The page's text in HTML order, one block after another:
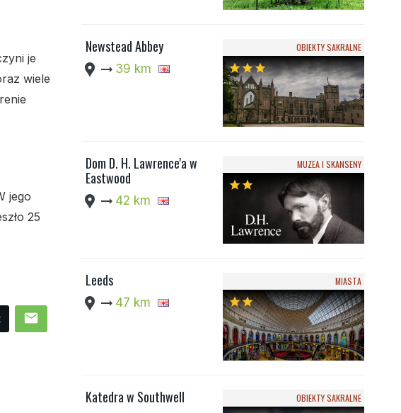
je
wiele
jego
25
mail
Newstead Abbey
location_pin arrow_right_alt 39 km
OBIEKTY SAKRALNE
starstarstar
Dom D. H. Lawrence'a w
Eastwood
location_pin arrow_right_alt 42 km
MUZEA I SKANSENY
star star
Leeds
location_pin arrow_right_alt 47 km
MIASTA
starstar
Katedra w Southwell OBIEKTY SAKRALNE